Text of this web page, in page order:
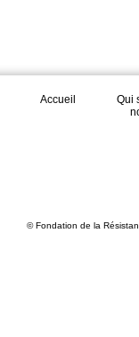
Accueil
Qui
© Fondation de la